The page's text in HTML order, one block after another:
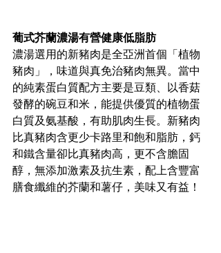
葡式芥蘭濃湯有營健康低脂肪
濃湯選用的新豬肉是全亞洲首個「植物
豬肉」，味道與真免治豬肉無異。當中
的純素蛋白質配方主要是豆類、以香菇
發酵的碗豆和米，能提供優質的植物蛋
白質及氨基酸，有助肌肉生長。新豬肉
比真豬肉含更少卡路里和飽和脂肪，鈣
和鐵含量卻比真豬肉高，更不含膽固
醇，無添加激素及抗生素，配上含豐富
膳食纖維的芥蘭和薯仔，美味又有益！